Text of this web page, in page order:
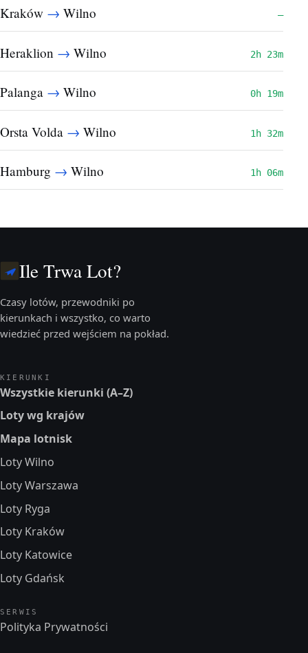
Kraków → Wilno —
Heraklion → Wilno 2h 23m
Palanga → Wilno 0h 19m
Orsta Volda → Wilno 1h 32m
Hamburg → Wilno 1h 06m
Ile Trwa Lot?
Czasy lotów, przewodniki po
kierunkach i wszystko, co warto
wiedzieć przed wejściem na pokład.
KIERUNKI
Wszystkie kierunki (A–Z)
Loty wg krajów
Mapa lotnisk
Loty Wilno
Loty Warszawa
Loty Ryga
Loty Kraków
Loty Katowice
Loty Gdańsk
SERWIS
Polityka Prywatności